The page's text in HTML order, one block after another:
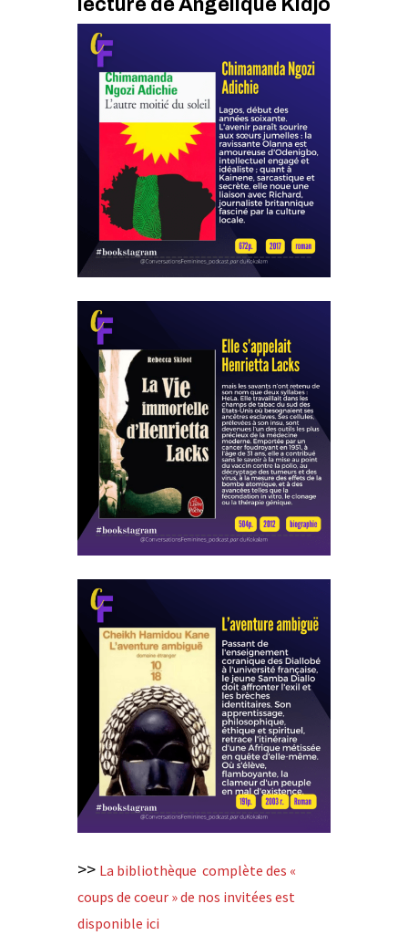
lecture de Angélique Kidjo
>> La bibliothèque complète des «
coups de coeur » de nos invitées est
disponible ici